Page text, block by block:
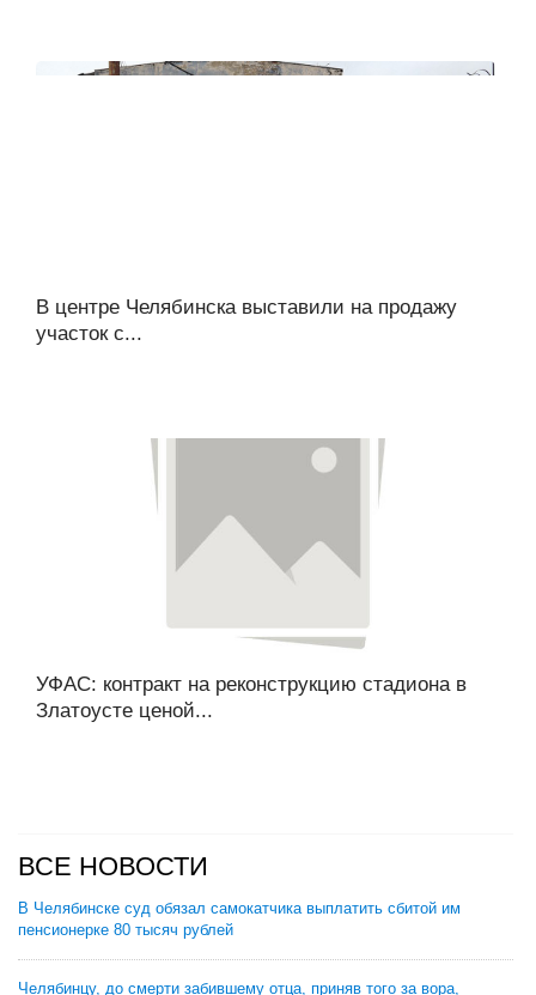
В центре Челябинска выставили на продажу
участок с...
УФАС: контракт на реконструкцию стадиона в
Златоусте ценой...
ВСЕ НОВОСТИ
В Челябинске суд обязал самокатчика выплатить сбитой им
пенсионерке 80 тысяч рублей
Челябинцу, до смерти забившему отца, приняв того за вора,